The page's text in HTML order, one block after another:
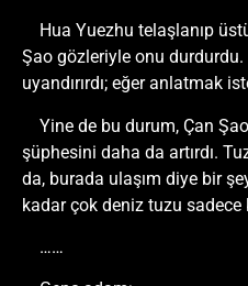
Hua Yuezhu telaşlanıp
Şao gözleriyle onu
uyandırırdı; eğer anlatmak
Yine de bu durum, Çan
şüphesini daha da artırdı.
da, burada ulaşım diye bir
kadar çok deniz tuzu
……